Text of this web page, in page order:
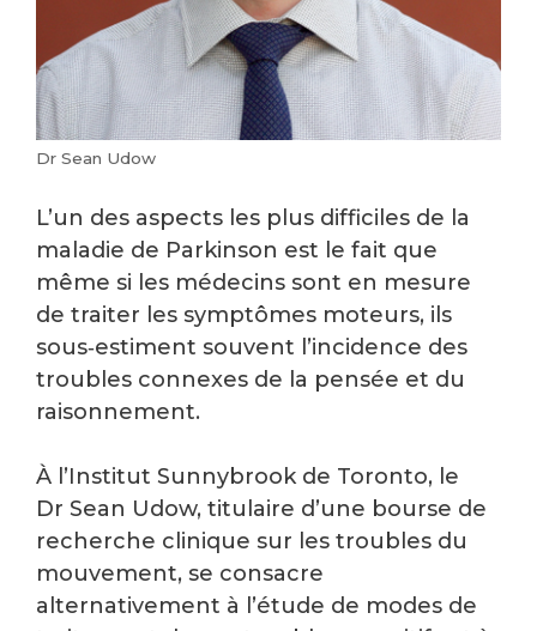
Dr Sean Udow
L’un des aspects les plus difficiles de la
maladie de Parkinson est le fait que
même si les médecins sont en mesure
de traiter les symptômes moteurs, ils
sous‑estiment souvent l’incidence des
troubles connexes de la pensée et du
raisonnement.
À l’Institut Sunnybrook de Toronto, le
Dr Sean Udow, titulaire d’une bourse de
recherche clinique sur les troubles du
mouvement, se consacre
alternativement à l’étude de modes de